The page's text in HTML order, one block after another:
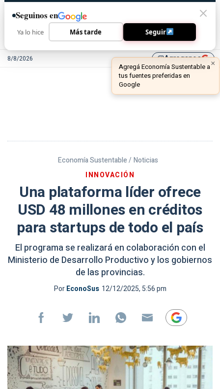
8/8/2026 library_addAgreganos
Economía Sustentable / Noticias
INNOVACIÓN
Una plataforma líder ofrece
USD 48 millones en créditos
para startups de todo el país
El programa se realizará en colaboración con el
Ministerio de Desarrollo Productivo y los gobiernos
de las provincias.
PorEconoSus 12/12/2025, 5:56 pm
Seguinos en
Ya lo hice Más tarde Seguir